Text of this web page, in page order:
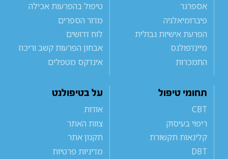
אספרגר
פיברומיאלגיה
הפרעת אישיות גבולית
מיינדפולנס
התמכרות
טיפול בהפרעות אכילה
מדור הספרים
לוח דרושים
אבחון הפרעות קשב וריכוז
אינדקס מטפלים
תחומי טיפול
CBT
ריפוי בעיסוק
קלינאות תקשורת
DBT
על בטיפולנט
אודות
צוות האתר
תקנון אתר
מדיניות פרטיות